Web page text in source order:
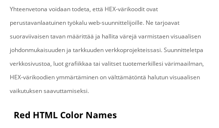
Yhteenvetona voidaan todeta, että HEX-värikoodit ovat
perustavanlaatuinen työkalu web-suunnittelijoille. Ne tarjoavat
suoraviivaisen tavan määrittää ja hallita värejä varmistaen visuaalisen
johdonmukaisuuden ja tarkkuuden verkkoprojekteissasi. Suunnitteletpa
verkkosivustoa, luot grafiikkaa tai valitset tuotemerkillesi värimaailman,
HEX-värikoodien ymmärtäminen on välttämätöntä halutun visuaalisen
vaikutuksen saavuttamiseksi.
Red HTML Color Names